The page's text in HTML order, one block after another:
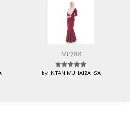
of 5
MP288
Rated5out of 5
by INTAN MUHAIZA ISA